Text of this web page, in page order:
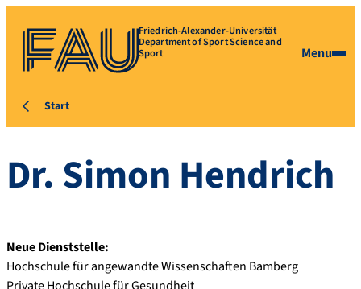
Friedrich-Alexander-Universität
Department of Sport Science and
Sport Menu
Start
Dr. Simon Hendrich
Neue Dienststelle:
Hochschule für angewandte Wissenschaften Bamberg